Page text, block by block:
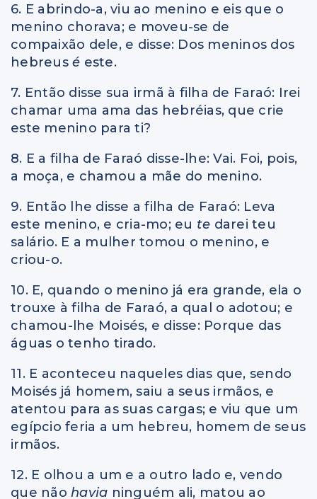
6. E abrindo-a, viu ao menino e eis que o
menino chorava; e moveu-se de
compaixão dele, e disse: Dos meninos dos
hebreus é este.
7. Então disse sua irmã à filha de Faraó: Irei
chamar uma ama das hebréias, que crie
este menino para ti?
8. E a filha de Faraó disse-lhe: Vai. Foi, pois,
a moça, e chamou a mãe do menino.
9. Então lhe disse a filha de Faraó: Leva
este menino, e cria-mo; eu te darei teu
salário. E a mulher tomou o menino, e
criou-o.
10. E, quando o menino já era grande, ela o
trouxe à filha de Faraó, a qual o adotou; e
chamou-lhe Moisés, e disse: Porque das
águas o tenho tirado.
11. E aconteceu naqueles dias que, sendo
Moisés já homem, saiu a seus irmãos, e
atentou para as suas cargas; e viu que um
egípcio feria a um hebreu, homem de seus
irmãos.
12. E olhou a um e a outro lado e, vendo
que não havia ninguém ali, matou ao